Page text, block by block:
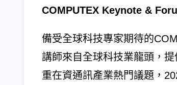
COMPUTEX Keynote &
備受全球科技專家期待的
講師來自全球科技業龍頭，
重在資通訊產業熱門議題，